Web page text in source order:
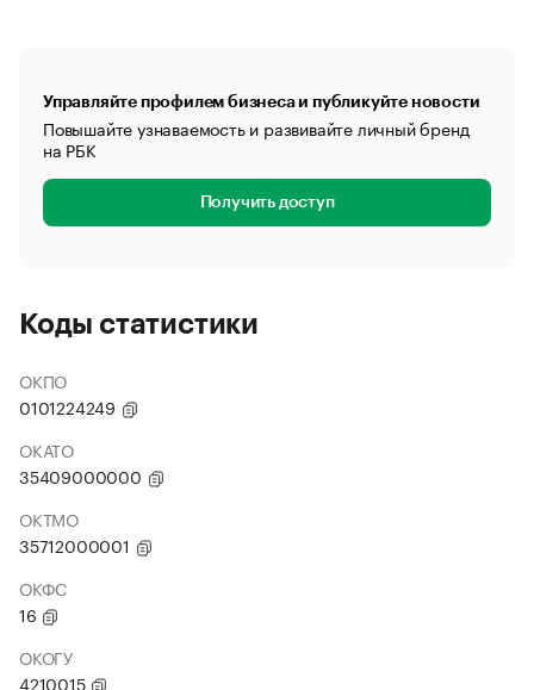
Управляйте профилем бизнеса и публикуйте новости
Повышайте узнаваемость и развивайте личный бренд
на РБК
Получить доступ
Коды статистики
ОКПО
0101224249
ОКАТО
35409000000
ОКТМО
35712000001
ОКФС
16
ОКОГУ
4210015